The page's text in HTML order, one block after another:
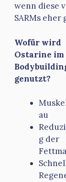
wenn diese
SARMs eher
Wofür wird
Ostarine im
genutzt?
au
g der